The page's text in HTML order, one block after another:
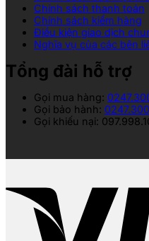
Chính sách thanh toán
Chính sách kiểm hàng
Điều kiện giao dịch
Nghĩa vụ của các bên
Tổng đài hỗ trợ
Gọi mua hàng:
Gọi bảo hành:
Gọi khiếu nại: